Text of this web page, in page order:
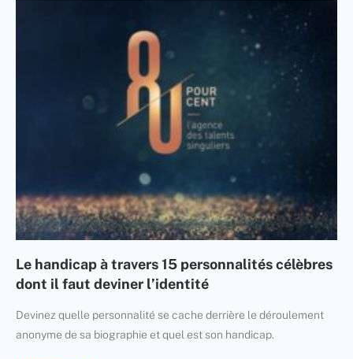
Le handicap à travers 15 personnalités célèbres
dont il faut deviner l’identité
Devinez quelle personnalité se cache derrière le déroulement
anonyme de sa biographie et quel est son handicap.